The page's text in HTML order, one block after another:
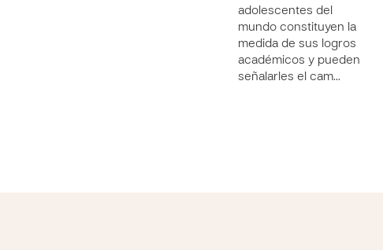
adolescentes del
mundo constituyen la
medida de sus logros
académicos y pueden
señalarles el cam…